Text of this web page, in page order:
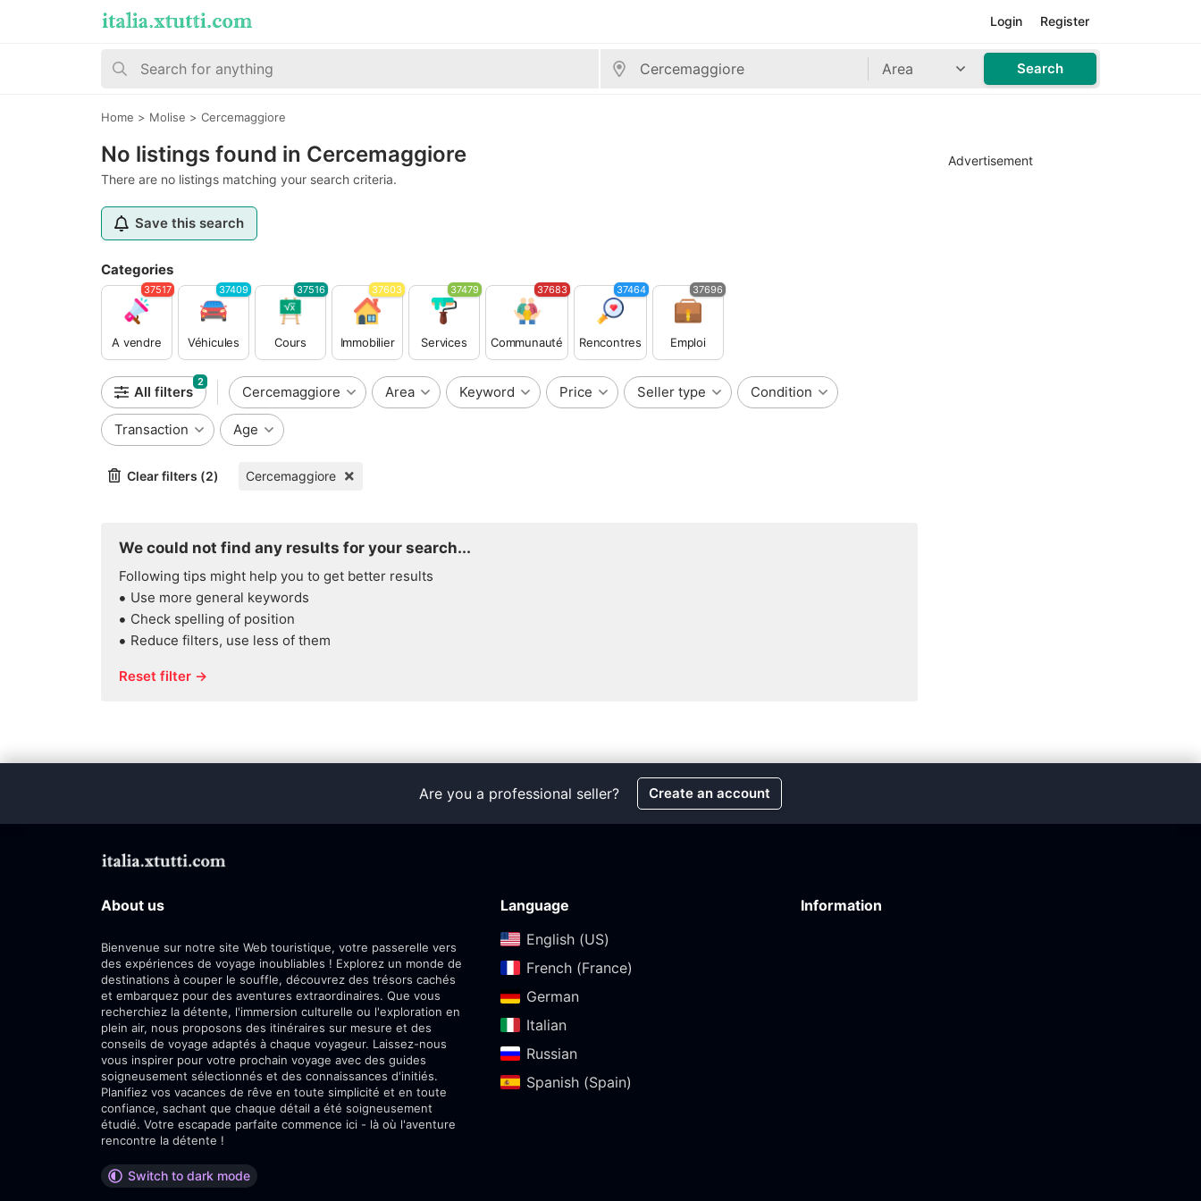
Register
Login
Area Search
Home > Molise > Cercemaggiore
No listings found in Cercemaggiore
There are no listings matching your search criteria.
Save this search
Categories
A vendre
37517
Véhicules
37409
Cours
37516
Immobilier
37603
Services
37479
Communauté
37683
Rencontres
37464
Emploi
37696
All filters
2
Cercemaggiore Area Keyword Price Seller type Condition
Transaction Age
Clear filters (2) Cercemaggiore
We could not find any results for your search...
Following tips might help you to get better results
Use more general keywords
Check spelling of position
Reduce filters, use less of them
Reset filter →
Advertisement
Are you a professional seller? Create an account
About us
Bienvenue sur notre site Web touristique, votre passerelle vers
des expériences de voyage inoubliables ! Explorez un monde de
destinations à couper le souffle, découvrez des trésors cachés
et embarquez pour des aventures extraordinaires. Que vous
recherchiez la détente, l'immersion culturelle ou l'exploration en
plein air, nous proposons des itinéraires sur mesure et des
conseils de voyage adaptés à chaque voyageur. Laissez-nous
vous inspirer pour votre prochain voyage avec des guides
soigneusement sélectionnés et des connaissances d'initiés.
Planifiez vos vacances de rêve en toute simplicité et en toute
confiance, sachant que chaque détail a été soigneusement
étudié. Votre escapade parfaite commence ici - là où l'aventure
rencontre la détente !
Switch to dark mode
Language
English (US)‎
French (France)‎
German‎
Italian‎
Russian‎
Spanish (Spain)‎
Information